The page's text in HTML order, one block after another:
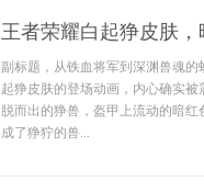
王者荣耀白起狰皮肤
副标题，从铁血将军到深渊兽魂
起狰皮肤的登场动画，内心确实
脱而出的狰兽，盔甲上流动的暗
成了狰狞的兽...